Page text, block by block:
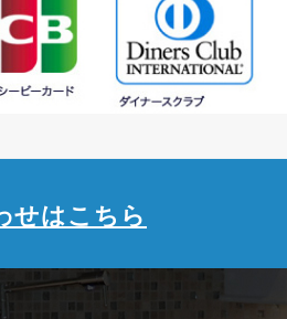
せはこちら